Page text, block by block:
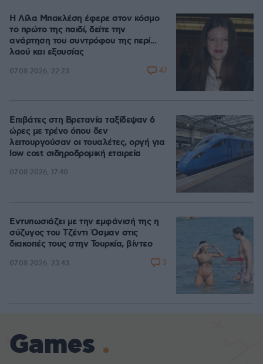
Η Λίλα Μπακλέση έφερε στον κόσμο
το πρώτο της παιδί, δείτε την
ανάρτηση του συντρόφου της περί...
λαού και εξουσίας
07.08.2026, 22:23 47
Επιβάτες στη Βρετανία ταξίδεψαν 6
ώρες με τρένο όπου δεν
λειτουργούσαν οι τουαλέτες, οργή για
low cost σιδηροδρομική εταιρεία
07.08.2026, 17:40
Εντυπωσιάζει με την εμφάνισή της η
σύζυγος του Τζέντι Όσμαν στις
διακοπές τους στην Τουρκία, βίντεο
07.08.2026, 23:43 3
Games